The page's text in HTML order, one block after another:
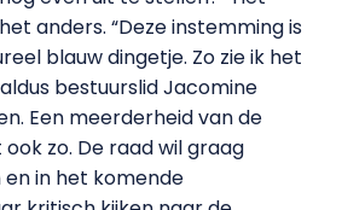
anders. “Deze instemming is
blauw dingetje. Zo zie ik het
bestuurslid Jacomine
Een meerderheid van de
zo. De raad wil graag
in het komende